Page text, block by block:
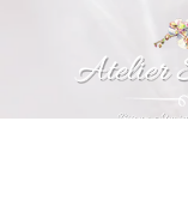
Composition:
- Pince en
- Eléments